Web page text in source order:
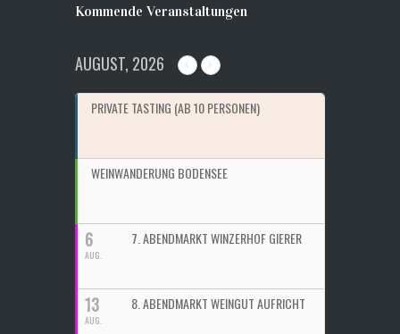
Kommende Veranstaltungen
AUGUST, 2026
PRIVATE TASTING (AB 10 PERSONEN)
WEINWANDERUNG BODENSEE
6
AUG.
7. ABENDMARKT WINZERHOF GIERER
13
AUG.
8. ABENDMARKT WEINGUT AUFRICHT